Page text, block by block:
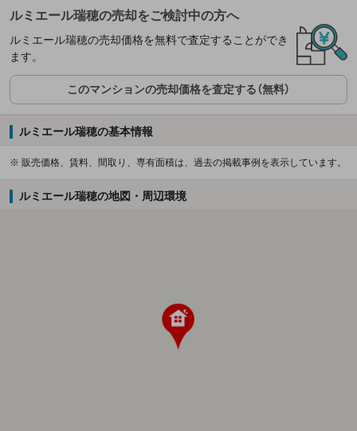
ルミエール瑞穂の売却をご検討中の方へ
ルミエール瑞穂の売却価格を無料で査定することができ
ます。
このマンションの売却価格を査定する（無料）
ルミエール瑞穂の基本情報
※ 販売価格、賃料、間取り、専有面積は、過去の掲載事例を表示しています。
ルミエール瑞穂の地図・周辺環境